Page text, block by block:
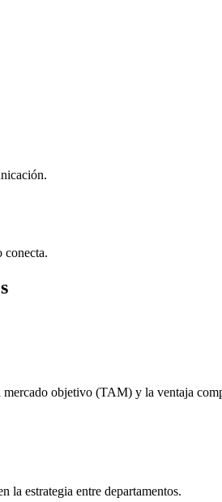
conecta.
mercado objetivo (TAM) y la ventaja
la estrategia entre departamentos.